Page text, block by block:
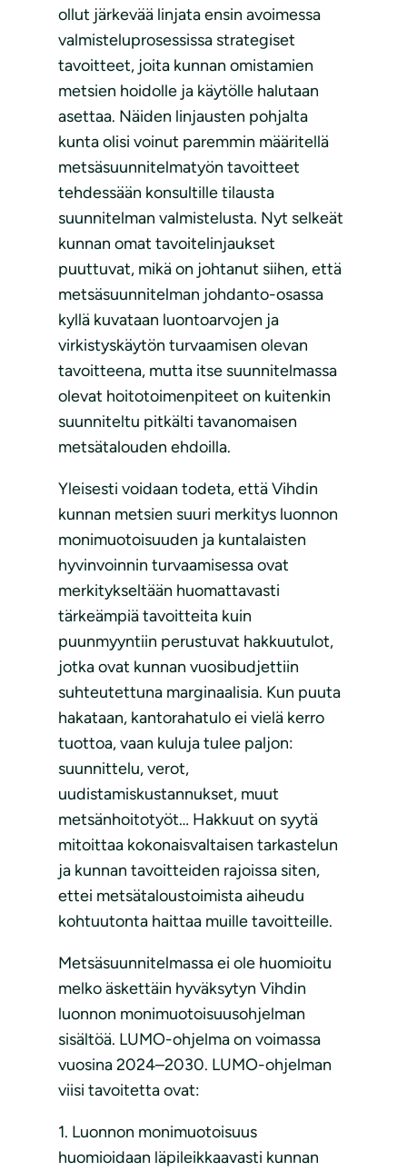
ollut järkevää linjata ensin avoimessa
valmisteluprosessissa strategiset
tavoitteet, joita kunnan omistamien
metsien hoidolle ja käytölle halutaan
asettaa. Näiden linjausten pohjalta
kunta olisi voinut paremmin määritellä
metsäsuunnitelmatyön tavoitteet
tehdessään konsultille tilausta
suunnitelman valmistelusta. Nyt selkeät
kunnan omat tavoitelinjaukset
puuttuvat, mikä on johtanut siihen, että
metsäsuunnitelman johdanto-osassa
kyllä kuvataan luontoarvojen ja
virkistyskäytön turvaamisen olevan
tavoitteena, mutta itse suunnitelmassa
olevat hoitotoimenpiteet on kuitenkin
suunniteltu pitkälti tavanomaisen
metsätalouden ehdoilla.
Yleisesti voidaan todeta, että Vihdin
kunnan metsien suuri merkitys luonnon
monimuotoisuuden ja kuntalaisten
hyvinvoinnin turvaamisessa ovat
merkitykseltään huomattavasti
tärkeämpiä tavoitteita kuin
puunmyyntiin perustuvat hakkuutulot,
jotka ovat kunnan vuosibudjettiin
suhteutettuna marginaalisia. Kun puuta
hakataan, kantorahatulo ei vielä kerro
tuottoa, vaan kuluja tulee paljon:
suunnittelu, verot,
uudistamiskustannukset, muut
metsänhoitotyöt… Hakkuut on syytä
mitoittaa kokonaisvaltaisen tarkastelun
ja kunnan tavoitteiden rajoissa siten,
ettei metsätaloustoimista aiheudu
kohtuutonta haittaa muille tavoitteille.
Metsäsuunnitelmassa ei ole huomioitu
melko äskettäin hyväksytyn Vihdin
luonnon monimuotoisuusohjelman
sisältöä. LUMO-ohjelma on voimassa
vuosina 2024–2030. LUMO-ohjelman
viisi tavoitetta ovat:
1. Luonnon monimuotoisuus
huomioidaan läpileikkaavasti kunnan